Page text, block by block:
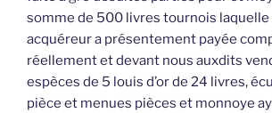
somme de 500 livres tournois
acquéreur a présentement payée
réellement et devant nous auxdits
espèces de 5 louis d’or de 24 livres,
pièce et menues pièces et monnoye